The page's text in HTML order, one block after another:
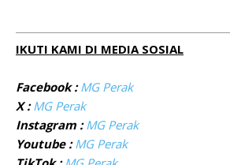
IKUTI KAMI DI MEDIA SOSIAL
Facebook : MG Perak
X : MG Perak
Instagram : MG Perak
Youtube : MG Perak